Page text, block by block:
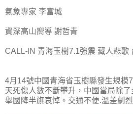
氣象專家 李富城
資深高山嚮導 謝哲青
CALL-IN 青海玉樹7.1強震 藏人悲歌
4月14號中國青海省玉樹縣發生規模
天死傷人數不斷攀升，中國當局除
舉國降半旗哀悼。交通不便.溫差劇